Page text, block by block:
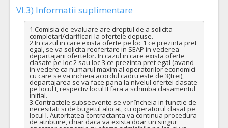
VI.3) Informatii suplimentare
1.Comisia de evaluare are dreptul de a solicita
completari/clarificari la ofertele depuse.
2.In cazul in care exista oferte pe loc 1 ce prezinta pret
egal, se va solicita reofertare in SEAP in vederea
departajarii ofertelor. In cazul in care exista oferte
clasate pe loc 2 sau loc 3 ce prezinta pret egal (avand
in vedere ca numarul maxim al operatorilor economici
cu care se va incheia acordul cadru este de 3(trei),
departajarea se va face pana la nivelul ofertei clasate
pe locul I, respectiv locul II fara a schimba clasamentul
initial.
3.Contractele subsecvente se vor încheia in functie de
necesitati si de bugetul alocat, cu operatorul clasat pe
locul I. Autoritatea contractanta va continua procedura
de atribuire, chiar daca va exista doar un singur